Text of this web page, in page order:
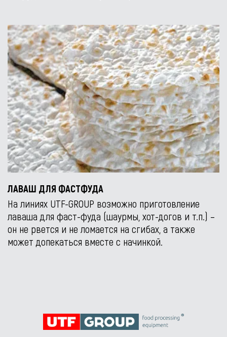
ЛАВАШ ДЛЯ ФАСТФУДА
На линиях UTF-GROUP возможно приготовление
лаваша для фаст-фуда (шаурмы, хот-догов и т.п.) –
он не рвется и не ломается на сгибах, а также
может допекаться вместе с начинкой.